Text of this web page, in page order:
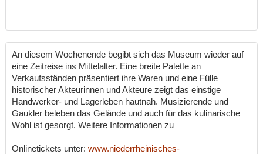
An diesem Wochenende begibt sich das Museum wieder auf
eine Zeitreise ins Mittelalter. Eine breite Palette an
Verkaufsständen präsentiert ihre Waren und eine Fülle
historischer Akteurinnen und Akteure zeigt das einstige
Handwerker- und Lagerleben hautnah. Musizierende und
Gaukler beleben das Gelände und auch für das kulinarische
Wohl ist gesorgt. Weitere Informationen zu
Onlinetickets unter: www.niederrheinisches-